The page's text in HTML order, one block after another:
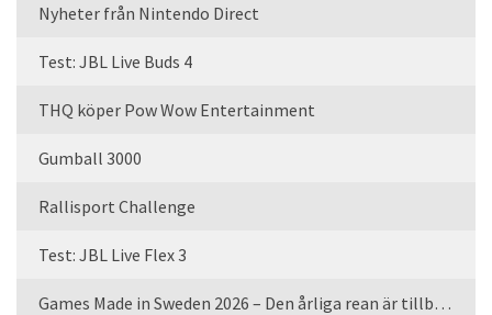
Nyheter från Nintendo Direct
Test: JBL Live Buds 4
THQ köper Pow Wow Entertainment
Gumball 3000
Rallisport Challenge
Test: JBL Live Flex 3
Games Made in Sweden 2026 – Den årliga rean är tillbaka